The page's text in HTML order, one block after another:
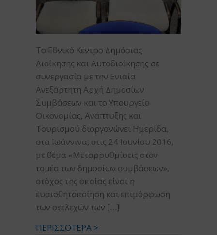
Το Εθνικό Κέντρο Δημόσιας
Διοίκησης και Αυτοδιοίκησης σε
συνεργασία με την Ενιαία
Ανεξάρτητη Αρχή Δημοσίων
Συμβάσεων και το Υπουργείο
Οικονομίας, Ανάπτυξης και
Τουρισμού διοργανώνει Ημερίδα,
στα Ιωάννινα, στις 24 Ιουνίου 2016,
με θέμα «Μεταρρυθμίσεις στον
τομέα των δημοσίων συμβάσεων»,
στόχος της οποίας είναι η
ευαισθητοποίηση και επιμόρφωση
των στελεχών των […]
ΠΕΡΙΣΣΟΤΕΡΑ >